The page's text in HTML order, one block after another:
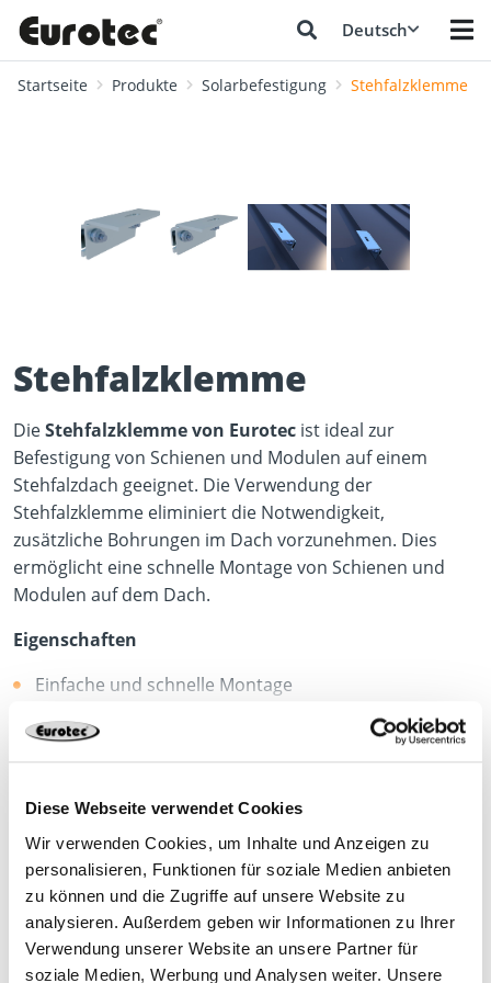
Diese Webseite verwendet Cookies
Wir verwenden Cookies, um Inhalte und Anzeigen zu
personalisieren, Funktionen für soziale Medien anbieten
zu können und die Zugriffe auf unsere Website zu
analysieren. Außerdem geben wir Informationen zu Ihrer
Verwendung unserer Website an unsere Partner für
soziale Medien, Werbung und Analysen weiter. Unsere
Deutsch
Startseite Produkte Solarbefestigung Stehfalzklemme
Stehfalzklemme
DieStehfalzklemme von Eurotec ist ideal zur
Befestigung von Schienen und Modulen auf einem
Stehfalzdach geeignet. Die Verwendung der
Stehfalzklemme eliminiert die Notwendigkeit,
zusätzliche Bohrungen im Dach vorzunehmen. Dies
ermöglicht eine schnelle Montage von Schienen und
Modulen auf dem Dach.
Eigenschaften
Einfache und schnelle Montage
Kein zusätzliches Bohren notwendig
Anzugsdrehmoment von max. 15Nm
Material
1.4301
mehr anzeigen
Produktdatenblatt